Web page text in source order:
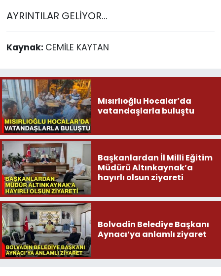
AYRINTILAR GELİYOR...
Kaynak: CEMİLE KAYTAN
Mısırlıoğlu Hocalar’da
vatandaşlarla buluştu
Başkanlardan İl Milli Eğitim
Müdürü Altınkaynak’a
hayırlı olsun ziyareti
Bolvadin Belediye Başkanı
Aynacı’ya anlamlı ziyaret